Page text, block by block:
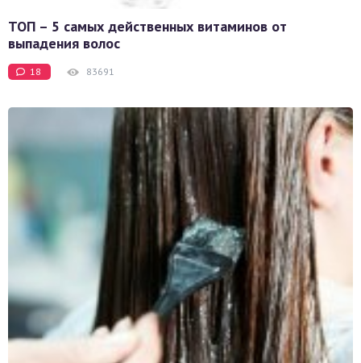
ТОП – 5 самых действенных витаминов от
выпадения волос
18 83691